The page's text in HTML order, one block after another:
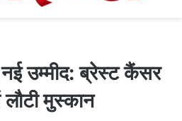
नई उम्मीद: ब्रेस्ट कैंसर
मुस्कान